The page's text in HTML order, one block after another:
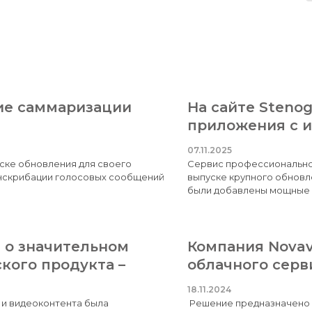
саммаризации
обновления для своего
голосовых сообщений
На сайте
приложения с
интеллекта
07.11.2025
Сервис
выпуске крупного
были добавлены мощные
значительном
продукта –
видеоконтента была
Компания
облачного
18.11.2024
Решение предназначено